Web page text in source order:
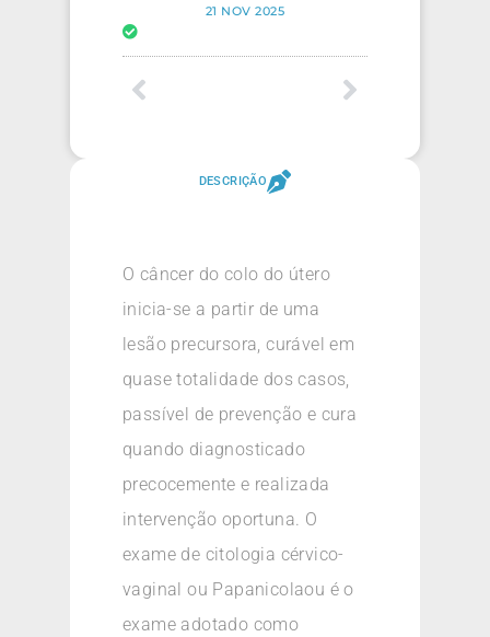
21 NOV 2025
DESCRIÇÃO
O câncer do colo do útero
inicia-se a partir de uma
lesão precursora, curável em
quase totalidade dos casos,
passível de prevenção e cura
quando diagnosticado
precocemente e realizada
intervenção oportuna. O
exame de citologia cérvico-
vaginal ou Papanicolaou é o
exame adotado como